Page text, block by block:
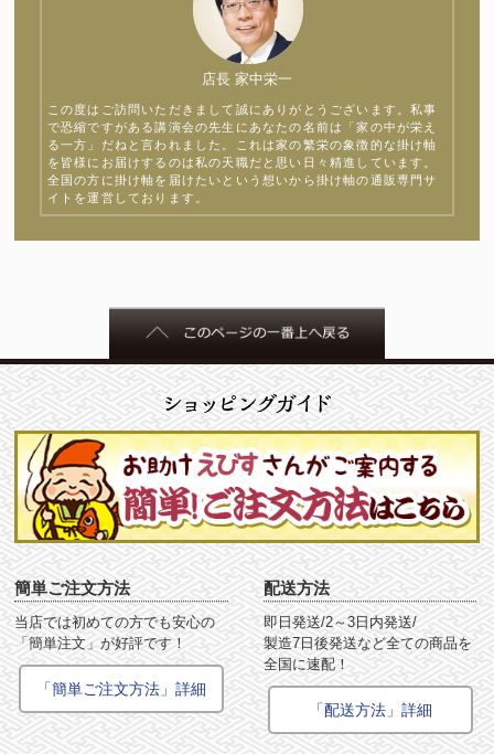
店長 家中栄一
この度はご訪問いただきまして誠にありがとうございます。私事
で恐縮ですがある講演会の先生にあなたの名前は「家の中が栄え
る一方」だねと言われました。これは家の繁栄の象徴的な掛け軸
を皆様にお届けするのは私の天職だと思い日々精進しています。
全国の方に掛け軸を届けたいという想いから掛け軸の通販専門サ
イトを運営しております。
簡単ご注文方法
当店では初めての方でも安心の
「簡単注文」が好評です！
「簡単ご注文方法」詳細
配送方法
即日発送/2～3日内発送/
製造7日後発送など全ての商品を
全国に速配！
「配送方法」詳細